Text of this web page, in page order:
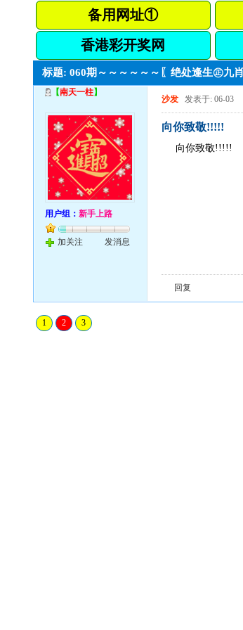
备用网址①
香港彩开奖网
标题: 060期～～～～～～〖绝处逢生㊣九
【南天一柱】
用户组：新手上路
加关注 发消息
沙发 发表于: 06-03
向你致敬!!!!!
向你致敬!!!!!
回复
1 2 3